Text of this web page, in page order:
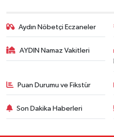
Aydın Nöbetçi Eczaneler
AYDIN Namaz Vakitleri
Puan Durumu ve Fikstür
Son Dakika Haberleri